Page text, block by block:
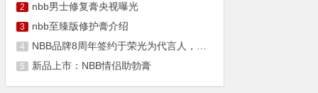
2 nbb男士修复膏央视曝光
3 nbb至臻版修护膏介绍
4 NBB品牌8周年签约于荣光为代言人，携手硬汉共筑男性健康新篇章
5 新品上市：NBB情侣助勃膏